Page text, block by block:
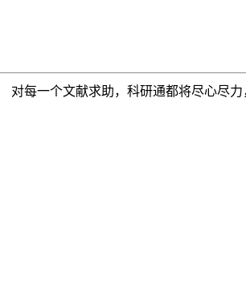
每一个文献求助，科研通都将尽心尽力